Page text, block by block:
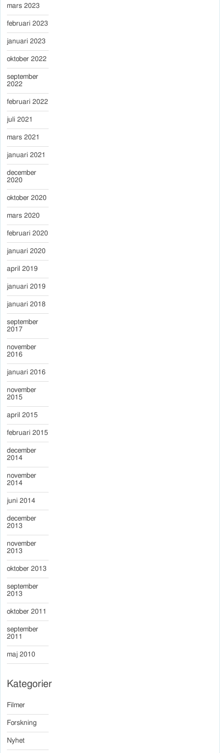
mars 2023
februari 2023
januari 2023
oktober 2022
september
2022
februari 2022
juli 2021
mars 2021
januari 2021
december
2020
oktober 2020
mars 2020
februari 2020
januari 2020
april 2019
januari 2019
januari 2018
september
2017
november
2016
januari 2016
november
2015
april 2015
februari 2015
december
2014
november
2014
juni 2014
december
2013
november
2013
oktober 2013
september
2013
oktober 2011
september
2011
maj 2010
Kategorier
Filmer
Forskning
Nyhet